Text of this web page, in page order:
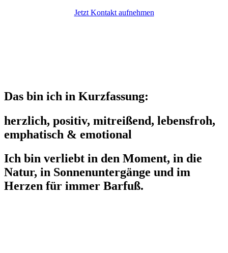
Jetzt Kontakt aufnehmen
Das bin ich in Kurzfassung:
herzlich, positiv, mitreißend, lebensfroh,
emphatisch & emotional
Ich bin verliebt in den Moment, in die
Natur, in Sonnenuntergänge und im
Herzen für immer Barfuß.